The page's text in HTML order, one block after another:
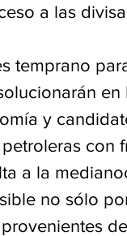
a las
temprano
y
con
a la
no sólo